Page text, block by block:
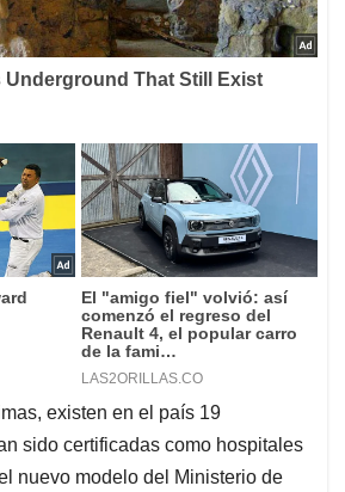
existen en el país 19
sido certificadas como hospitales
nuevo modelo del Ministerio de